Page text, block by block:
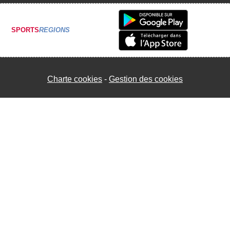
SPORTSREGIONS
Charte cookies Gestion des cookies